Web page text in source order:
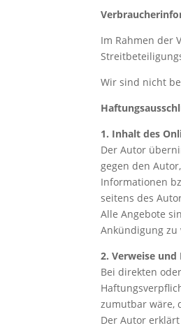
Im Rahmen der
Wir sind nicht
1. Inhalt des
Der Autor
gegen den
Informationen
seitens des
Alle Angebote
Ankündigung
2. Verweise und
Bei direkten
zumutbar wäre,
Der Autor